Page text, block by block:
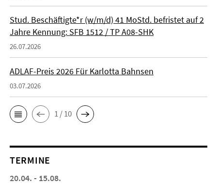
Stud. Beschäftigte*r (w/m/d) 41 MoStd. befristet auf 2
Jahre Kennung: SFB 1512 / TP A08-SHK
26.07.2026
ADLAF-Preis 2026 Für Karlotta Bahnsen
03.07.2026
1 / 10
TERMINE
20.04. - 15.08.